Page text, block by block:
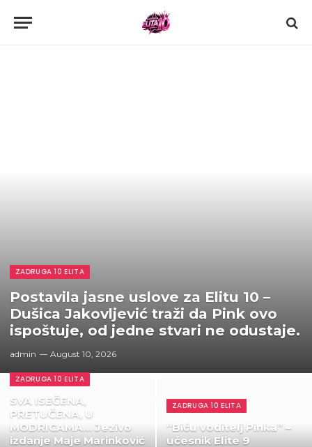
ZADRUGA 10 ELITA
Postavila jasne uslove za Elitu 10 –
Dušica Jakovljević traži da Pink ovo
ispoštuje, od jedne stvari ne odustaje.
admin August 10, 2026
ZADRUGA 10 ELITA
SVA ISEČENA,
PRETUČENA, U
MODRICAMA… Jezivo
izdanje Maje Marinković
ZADRUGA 10 ELITA
“Biću voditelj Pinka” –
učesnik Elite 9